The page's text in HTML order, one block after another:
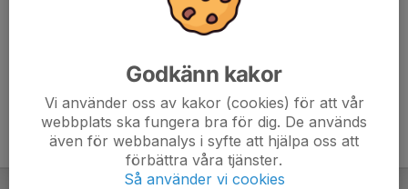
Godkänn kakor
Vi använder oss av kakor (cookies) för att vår
webbplats ska fungera bra för dig. De används
även för webbanalys i syfte att hjälpa oss att
förbättra våra tjänster.
Så använder vi cookies